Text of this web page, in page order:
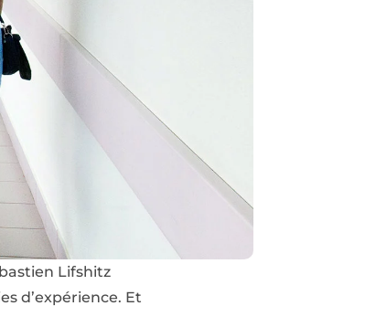
Lifshitz
d’expérience. Et